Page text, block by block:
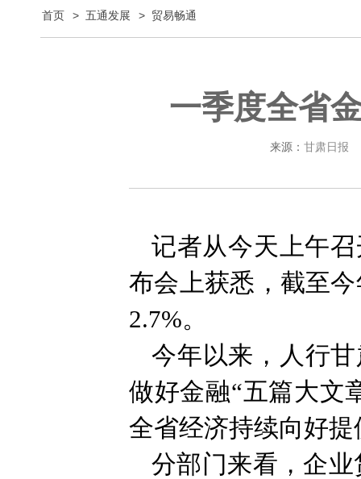
首页 > 五通发展 > 贸易畅通
一季度全省
来源： 甘肃日报
记者从今天上午
布会上获悉，截至
2.7%。
今年以来，人行
做好金融“五篇大文
全省经济持续向好
分部门来看，企